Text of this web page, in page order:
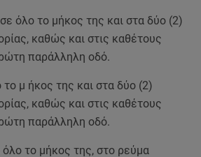
όλο το μήκος της και στα δύο (2)
καθώς και στις καθέτους
παράλληλη οδό.
μ ήκος της και στα δύο (2)
καθώς και στις καθέτους
παράλληλη οδό.
το μήκος της, στο ρεύμα